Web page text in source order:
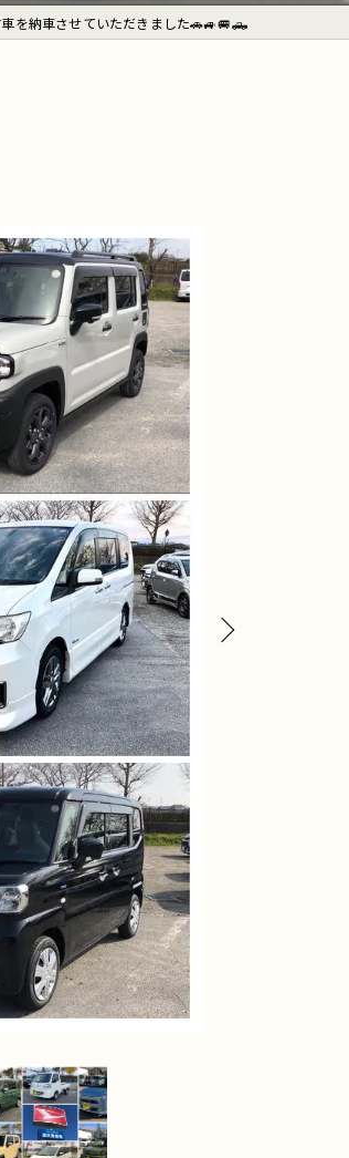
を納車させていただきました🚗🚙🚐🛻